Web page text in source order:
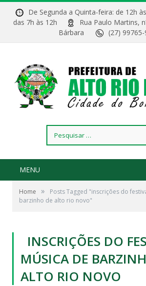
De Segunda a Quinta-feira: de 12h
das 7h às 12h
Rua Paulo Martins,
Bárbara
(27)
por:
MENU
Home »
Posts Tagged "inscrições do
barzinho de alto rio novo"
INSCRIÇÕES DO
MÚSICA DE
ALTO RIO NOVO